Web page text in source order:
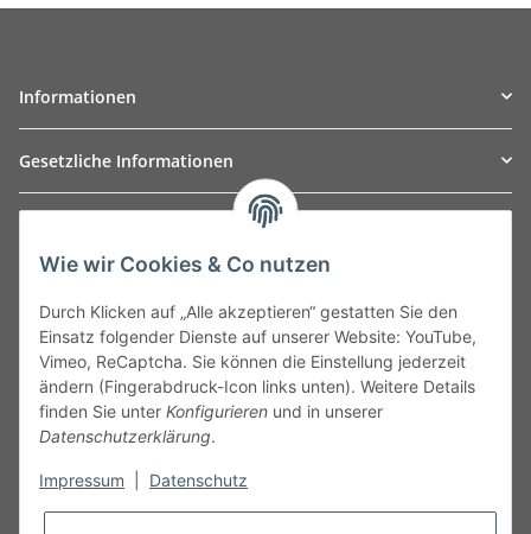
Informationen
Gesetzliche Informationen
Leibnizstraße 2a
Germany
Phone:+49 40 5287270
Fax:+49 40 5281050
Email:sales@tow-automotive.de
Wie wir Cookies & Co nutzen
Durch Klicken auf „Alle akzeptieren“ gestatten Sie den
Einsatz folgender Dienste auf unserer Website: YouTube,
Vimeo, ReCaptcha. Sie können die Einstellung jederzeit
ändern (Fingerabdruck-Icon links unten). Weitere Details
finden Sie unter Konfigurieren und in unserer
Datenschutzerklärung.
Impressum Datenschutz